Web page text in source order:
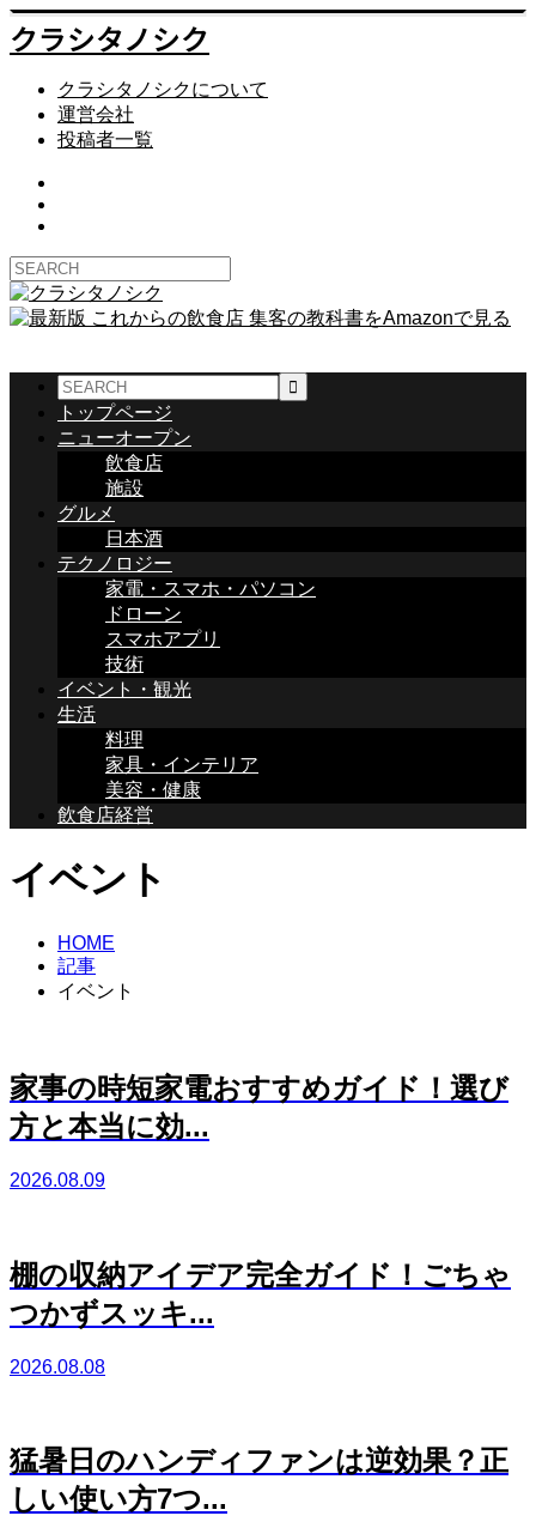
クラシタノシク
クラシタノシクについて
運営会社
投稿者一覧
トップページ
ニューオープン
飲食店
施設
グルメ
日本酒
テクノロジー
家電・スマホ・パソコン
ドローン
スマホアプリ
技術
イベント・観光
生活
料理
家具・インテリア
美容・健康
飲食店経営
イベント
HOME
記事
イベント
家事の時短家電おすすめガイド！選び
方と本当に効...
2026.08.09
棚の収納アイデア完全ガイド！ごちゃ
つかずスッキ...
2026.08.08
猛暑日のハンディファンは逆効果？正
しい使い方7つ...